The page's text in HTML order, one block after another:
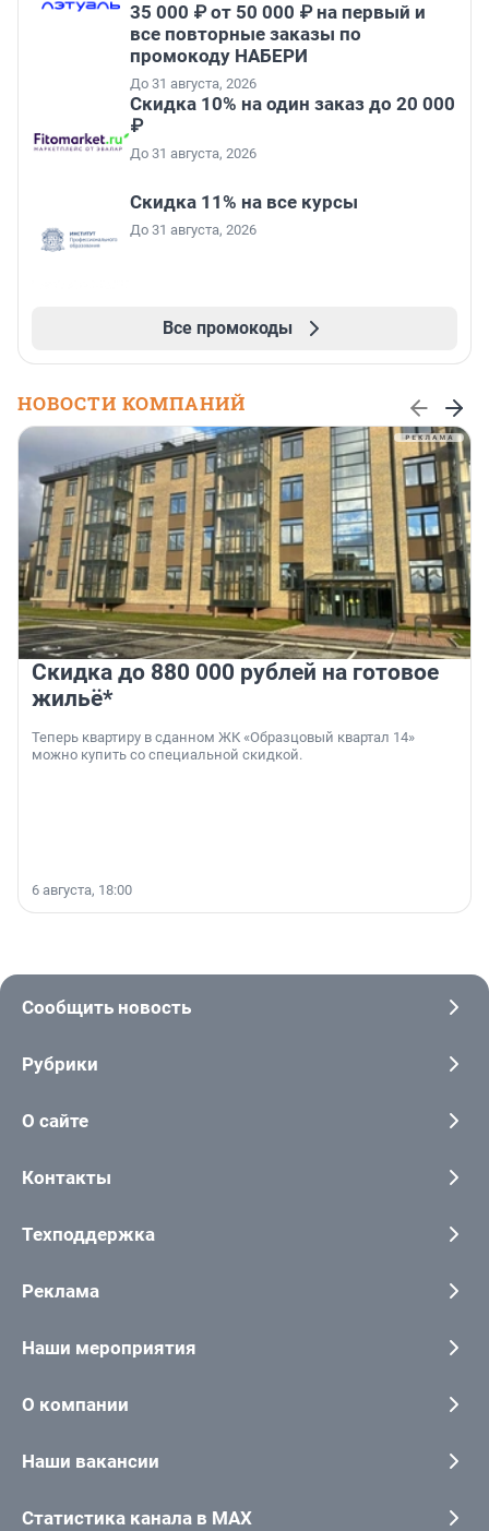
35 000 ₽ от 50 000 ₽ на первый и
все повторные заказы по
промокоду НАБЕРИ
До 31 августа, 2026
Скидка 10% на один заказ до 20 000
₽
До 31 августа, 2026
Скидка 11% на все курсы
До 31 августа, 2026
Все промокоды
НОВОСТИ КОМПАНИЙ
Скидка до 880 000 рублей на готовое
жильё*
Теперь квартиру в сданном ЖК «Образцовый квартал 14»
можно купить со специальной скидкой.
6 августа, 18:00
Сообщить новость
Рубрики
О сайте
Контакты
Техподдержка
Реклама
Наши мероприятия
О компании
Наши вакансии
Статистика канала в MAX